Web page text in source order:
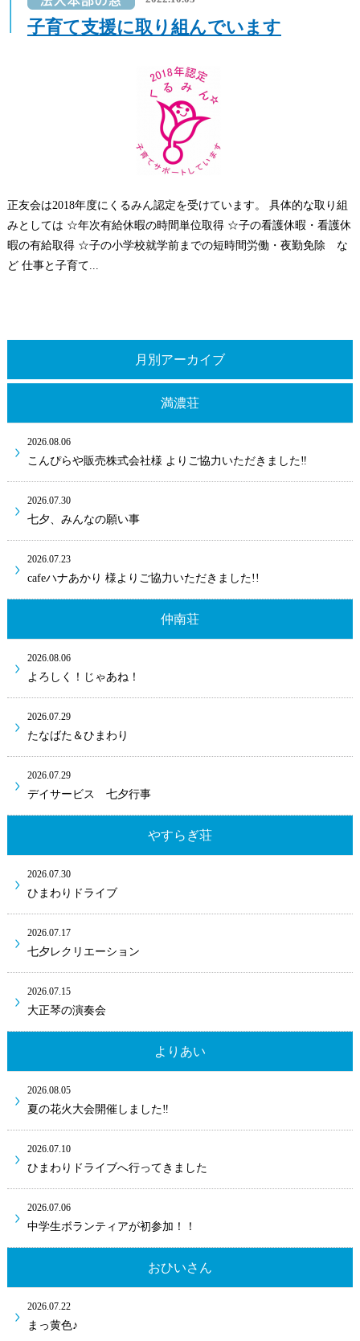
子育て支援に取り組んでいます
正友会は2018年度にくるみん認定を受けています。 具体的な取り組
みとしては ☆年次有給休暇の時間単位取得 ☆子の看護休暇・看護休
暇の有給取得 ☆子の小学校就学前までの短時間労働・夜勤免除 な
ど 仕事と子育て...
月別アーカイブ
満濃荘
2026.08.06
こんぴらや販売株式会社様 よりご協力いただきました‼
2026.07.30
七夕、みんなの願い事
2026.07.23
cafeハナあかり 様よりご協力いただきました!!
仲南荘
2026.08.06
よろしく！じゃあね！
2026.07.29
たなばた＆ひまわり
2026.07.29
デイサービス 七夕行事
やすらぎ荘
2026.07.30
ひまわりドライブ
2026.07.17
七夕レクリエーション
2026.07.15
大正琴の演奏会
よりあい
2026.08.05
夏の花火大会開催しました‼
2026.07.10
ひまわりドライブへ行ってきました
2026.07.06
中学生ボランティアが初参加！！
おひいさん
2026.07.22
まっ黄色♪